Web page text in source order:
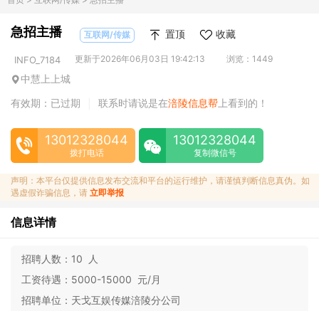
急招主播 互联网/传媒 置顶 收藏
INFO_7184 更新于2026年06月03日 19:42:13 浏览：1449
中慧上上城
有效期：已过期
联系时请说是在涪陵信息帮 上看到的！
13012328044
拨打电话
13012328044
复制微信号
声明：本平台仅提供信息发布交流和平台的运行维护，请谨慎判断信息真伪。如
遇虚假诈骗信息，请 立即举报
信息详情
招聘人数： 10 人
工资待遇： 5000-15000 元/月
招聘单位： 天戈互娱传媒涪陵分公司